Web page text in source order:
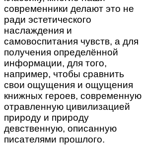
современники делают это не
ради эстетического
наслаждения и
самовоспитания чувств, а для
получения определённой
информации, для того,
например, чтобы сравнить
свои ощущения и ощущения
книжных героев, современную
отравленную цивилизацией
природу и природу
девственную, описанную
писателями прошлого.